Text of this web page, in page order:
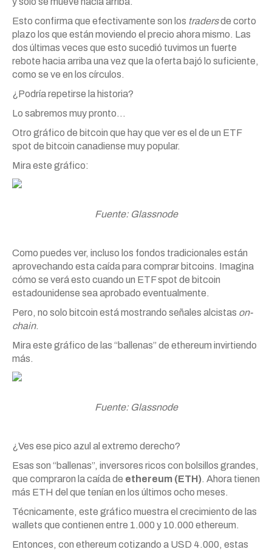
Esto confirma que efectivamente son los tradersde corto
plazo los que están moviendo el precio ahora mismo. Las
dos últimas veces que esto sucedió tuvimos un fuerte
rebote hacia arriba una vez que la oferta bajó lo suficiente,
como se ve en los círculos.
¿Podría repetirse la historia?
Lo sabremos muy pronto…
Otro gráfico de bitcoin que hay que ver es el de un ETF
spot de bitcoin canadiense muy popular.
Mira este gráfico:
Fuente: Glassnode
Como puedes ver, incluso los fondos tradicionales están
aprovechando esta caída para comprar bitcoins. Imagina
cómo se verá esto cuando un ETF spot de bitcoin
estadounidense sea aprobado eventualmente.
Pero, no solo bitcoin está mostrando señales alcistas on-
chain.
Mira este gráfico de las “ballenas” de ethereum invirtiendo
más.
Fuente: Glassnode
¿Ves ese pico azul al extremo derecho?
Esas son “ballenas”, inversores ricos con bolsillos grandes,
que compraron la caída de ethereum (ETH). Ahora tienen
más ETH del que tenían en los últimos ocho meses.
Técnicamente, este gráfico muestra el crecimiento de las
wallets que contienen entre 1.000 y 10.000 ethereum.
Entonces, con ethereum cotizando a USD 4.000, estas